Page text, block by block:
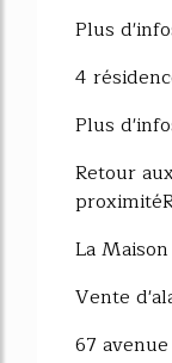
Plus
4
Plus
Retour
La
Vente
67